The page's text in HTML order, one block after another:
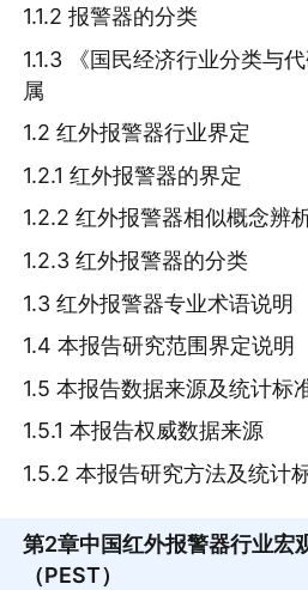
1.1.2 报警器的分类
1.1.3 《国民经济行业分类与
属
1.2 红外报警器行业界定
1.2.1 红外报警器的界定
1.2.2 红外报警器相似概念辨
1.2.3 红外报警器的分类
1.3 红外报警器专业术语说明
1.4 本报告研究范围界定说明
1.5 本报告数据来源及统计标
1.5.1 本报告权威数据来源
1.5.2 本报告研究方法及统计
第2章中国红外报警器行业宏
（PEST）